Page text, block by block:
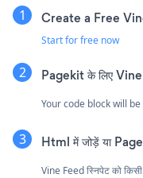
Create a Free
Start for free now
Pagekit के लिए Vine
Your code block will
Html में जोड़ें या
Vine Feed स्निपेट को